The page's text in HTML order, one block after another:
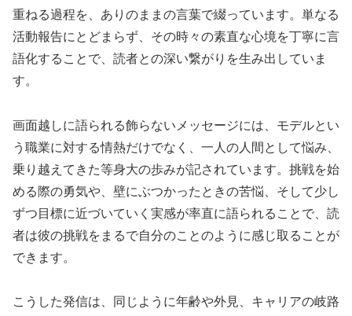
重ねる過程を、ありのままの言葉で綴っています。単なる
活動報告にとどまらず、その時々の素直な心境を丁寧に言
語化することで、読者との深い繋がりを生み出していま
す。
画面越しに語られる飾らないメッセージには、モデルとい
う職業に対する情熱だけでなく、一人の人間として悩み、
乗り越えてきた等身大の歩みが記されています。挑戦を始
める際の勇気や、壁にぶつかったときの苦悩、そして少し
ずつ目標に近づいていく実感が率直に語られることで、読
者は彼の挑戦をまるで自分のことのように感じ取ることが
できます。
こうした発信は、同じように年齢や外見、キャリアの岐路